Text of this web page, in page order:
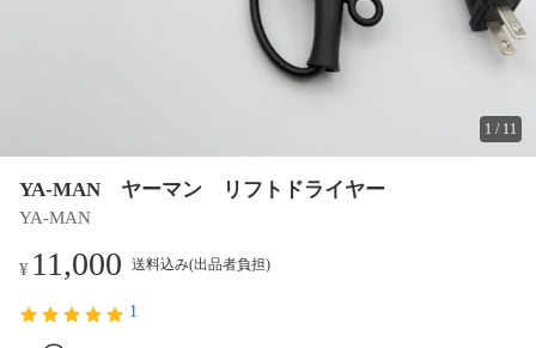
1 / 11
YA-MAN ヤーマン リフトドライヤー
YA-MAN
¥ 11,000 送料込み(出品者負担)
1